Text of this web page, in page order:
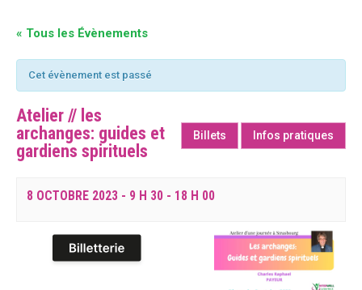
« Tous les Évènements
Cet évènement est passé
Atelier // les
archanges: guides et
gardiens spirituels
Billets Infos pratiques
8 OCTOBRE 2023 - 9 H 30 - 18 H 00